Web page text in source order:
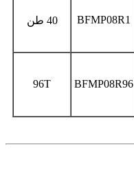
BFMP08R1 40 طن
BFMP08R96
96T